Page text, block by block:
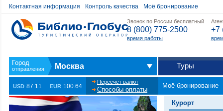
Контактная информация Контроль качества Моё бронирование
Звонок по России бесплатный
8 (800) 775-2500
время работы
+7
Москва Туры
USD 87.11 EUR 100.64
Пересчет валют
Способы оплаты
Моё бронирование
Курорт